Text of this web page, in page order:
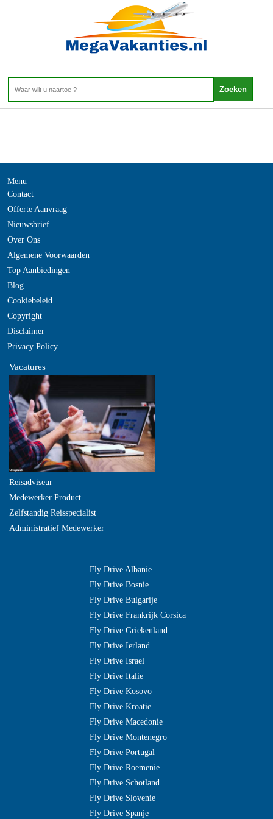
Home>
Menu
Contact
Offerte Aanvraag
Nieuwsbrief
Over Ons
Algemene Voorwaarden
Top Aanbiedingen
Blog
Cookiebeleid
Copyright
Disclaimer
Privacy Policy
Vacatures
Reisadviseur
Medewerker Product
Zelfstandig Reisspecialist
Administratief Medewerker
Fly Drive Albanie
Fly Drive Bosnie
Fly Drive Bulgarije
Fly Drive Frankrijk Corsica
Fly Drive Griekenland
Fly Drive Ierland
Fly Drive Israel
Fly Drive Italie
Fly Drive Kosovo
Fly Drive Kroatie
Fly Drive Macedonie
Fly Drive Montenegro
Fly Drive Portugal
Fly Drive Roemenie
Fly Drive Schotland
Fly Drive Slovenie
Fly Drive Spanje